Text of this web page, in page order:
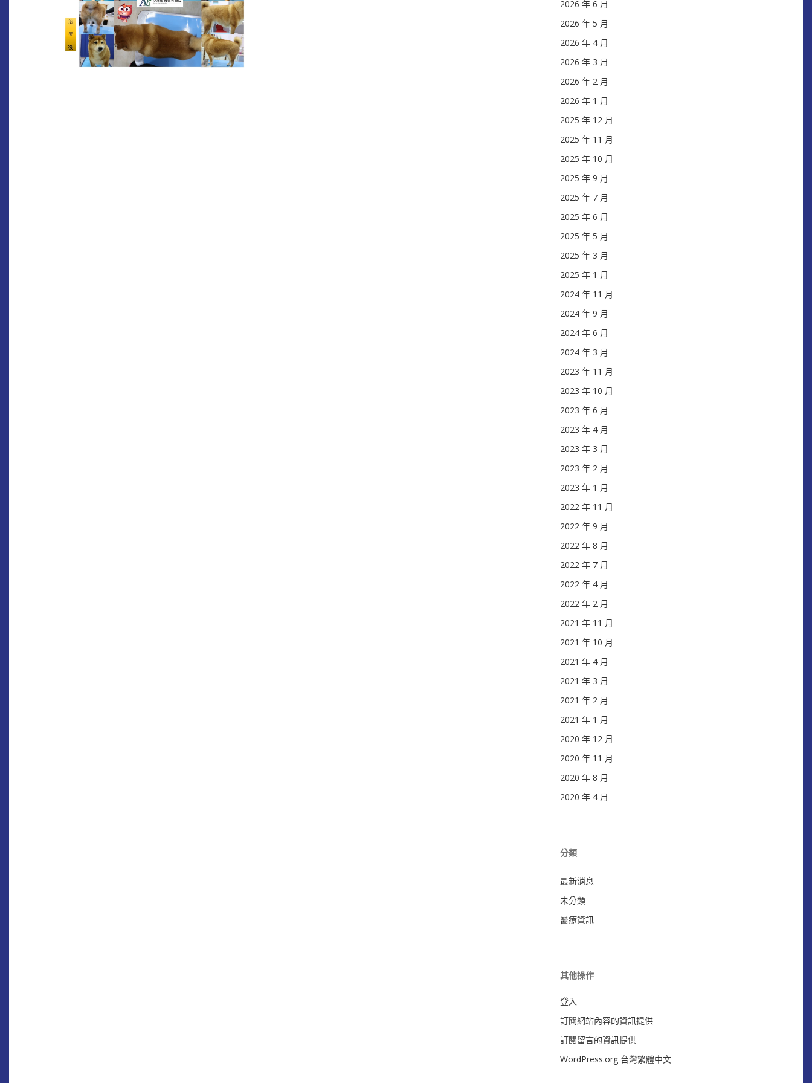
2026 年 6 月
2026 年 5 月
2026 年 4 月
2026 年 3 月
2026 年 2 月
2026 年 1 月
2025 年 12 月
2025 年 11 月
2025 年 10 月
2025 年 9 月
2025 年 7 月
2025 年 6 月
2025 年 5 月
2025 年 3 月
2025 年 1 月
2024 年 11 月
2024 年 9 月
2024 年 6 月
2024 年 3 月
2023 年 11 月
2023 年 10 月
2023 年 6 月
2023 年 4 月
2023 年 3 月
2023 年 2 月
2023 年 1 月
2022 年 11 月
2022 年 9 月
2022 年 8 月
2022 年 7 月
2022 年 4 月
2022 年 2 月
2021 年 11 月
2021 年 10 月
2021 年 4 月
2021 年 3 月
2021 年 2 月
2021 年 1 月
2020 年 12 月
2020 年 11 月
2020 年 8 月
2020 年 4 月
分類
最新消息
未分類
醫療資訊
其他操作
登入
訂閱網站內容的資訊提供
訂閱留言的資訊提供
WordPress.org 台灣繁體中文